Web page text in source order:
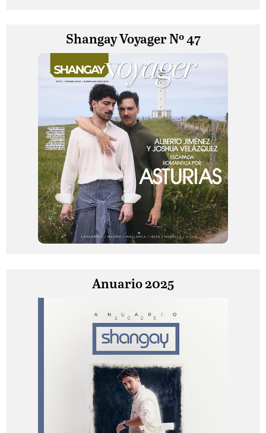
Shangay Voyager Nº 47
Anuario 2025